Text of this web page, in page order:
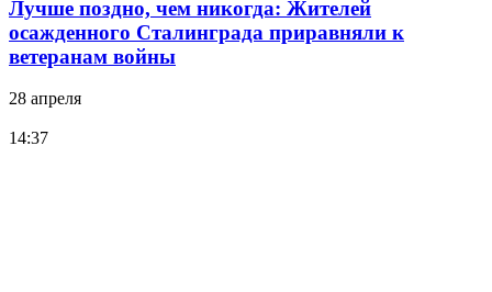
Лучше поздно, чем никогда: Жителей
осажденного Сталинграда приравняли к
ветеранам войны
28 апреля
14:37